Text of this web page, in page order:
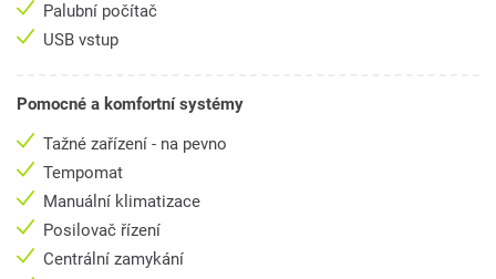
Palubní počítač
USB vstup
Pomocné a komfortní systémy
Tažné zařízení - na pevno
Tempomat
Manuální klimatizace
Posilovač řízení
Centrální zamykání